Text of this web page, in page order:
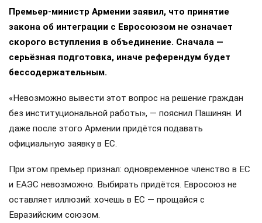
Премьер-министр Армении заявил, что принятие
закона об интеграции с Евросоюзом не означает
скорого вступления в объединение. Сначала —
серьёзная подготовка, иначе референдум будет
бессодержательным.
«Невозможно вывести этот вопрос на решение граждан
без институциональной работы», — пояснил Пашинян. И
даже после этого Армении придётся подавать
официальную заявку в ЕС.
При этом премьер признал: одновременное членство в ЕС
и ЕАЭС невозможно. Выбирать придётся. Евросоюз не
оставляет иллюзий: хочешь в ЕС — прощайся с
Евразийским союзом.